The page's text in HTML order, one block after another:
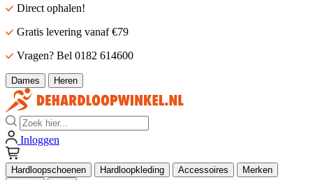
Direct ophalen!
Gratis levering vanaf €79
Vragen? Bel 0182 614600
Dames Heren
Zoek
Inloggen
Hardloopschoenen Hardloopkleding Accessoires
Merken